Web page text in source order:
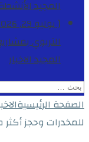
المجيد
[ يوليو 29, 2026 ]
التربوي
المجيدالاخبار
البحث
عن:
الصفحة الرئيسية
للمخدرات وحجز أكثر من 11 طنا من مخدر